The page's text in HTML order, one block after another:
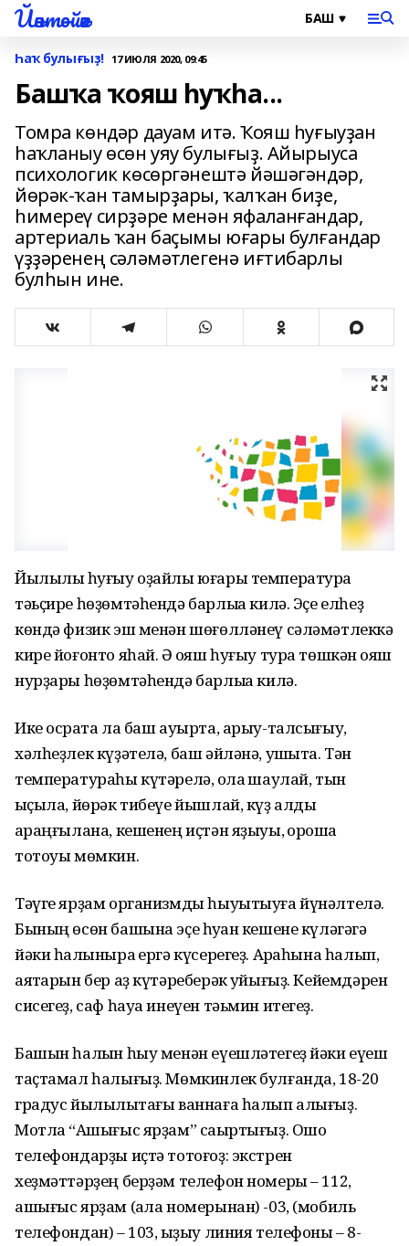
Йәнтөйәк
Һаҡ булығыҙ! 17 ИЮЛЯ 2020, 09:45
Башҡа ҡояш һуҡһа...
Томра көндәр дауам итә. Ҡояш һуғыуҙан
һаҡланыу өсөн уяу булығыҙ. Айырыуса
психологик көсөргәнештә йәшәгәндәр,
йөрәк-ҡан тамырҙары, ҡалҡан биҙе,
һимереү сирҙәре менән яфаланғандар,
артериаль ҡан баҫымы юғары булғандар
үҙҙәренең сәләмәтлегенә иғтибарлы
булһын ине.
Йылылыҡ һуғыу оҙайлы юғары температура
тәьҫире һөҙөмтәһендә барлыҡҡа килә. Эҫе елһеҙ
көндә физик эш менән шөғөлләнеү сәләмәтлеккә
кире йоғонто яһай. Ә ҡояш һуғыу тура төшкән ҡояш
нурҙары һөҙөмтәһендә барлыҡҡа килә.
Ике осраҡта ла баш ауырта, арыу-талсығыу,
хәлһеҙлек күҙәтелә, баш әйләнә, уҡшыта. Тән
температураһы күтәрелә, ҡолаҡ шаулай, тын
ҡыҫыла, йөрәк тибеүе йышлай, күҙ алды
ҡараңғылана, кешенең иҫтән яҙыуы, ҡорошҡаҡ
тотоуы мөмкин.
Тәүге ярҙам организмды һыуытыуға йүнәлтелә.
Бының өсөн башына эҫе һуҡҡан кешене күләгәгә
йәки һалҡыныраҡ ергә күсерегеҙ. Арҡаһына һалып,
аяҡтарын бер аҙ күтәреберәк ҡуйығыҙ. Кейемдәрен
сисегеҙ, саф һауа инеүен тәьмин итегеҙ.
Башын һалҡын һыу менән еүешләтегеҙ йәки еүеш
таҫтамал һалығыҙ. Мөмкинлек булғанда, 18-20
градус йылылыҡтағы ваннаға һалып алығыҙ.
Мотлаҡ “Ашығыс ярҙам” саҡыртығыҙ. Ошо
телефондарҙы иҫтә тотоғоҙ: экстрен
хеҙмәттәрҙең берҙәм телефон номеры – 112,
ашығыс ярҙам (ҡала номерынан) -03, (мобиль
телефондан) – 103, ҡыҙыу линия телефоны – 8-